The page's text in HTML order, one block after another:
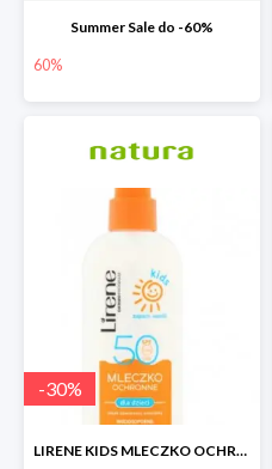
Summer Sale do -60%
60%
-30%
LIRENE KIDS MLECZKO OCHRONNE DLA DZIECI SPF 50